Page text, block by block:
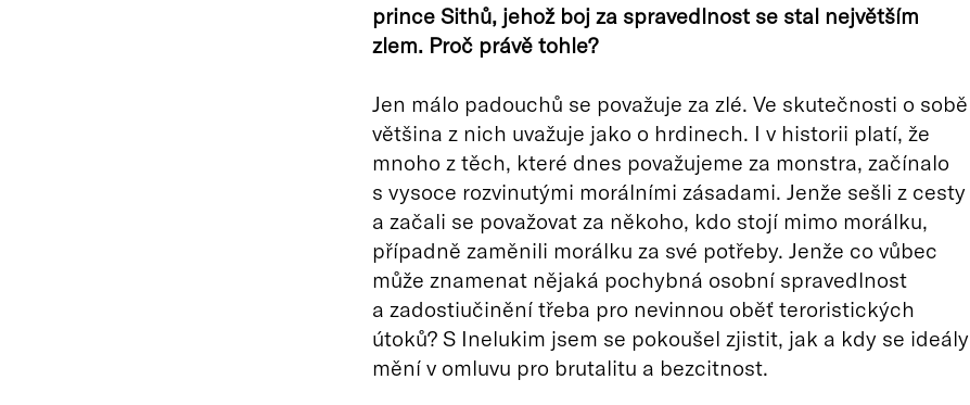
prince Sithů, jehož boj za spravedlnost se stal největším
zlem. Proč právě tohle?
Jen málo padouchů se považuje za zlé. Ve skutečnosti o sobě
většina z nich uvažuje jako o hrdinech. I v historii platí, že
mnoho z těch, které dnes považujeme za monstra, začínalo
s vysoce rozvinutými morálními zásadami. Jenže sešli z cesty
a začali se považovat za někoho, kdo stojí mimo morálku,
případně zaměnili morálku za své potřeby. Jenže co vůbec
může znamenat nějaká pochybná osobní spravedlnost
a zadostiučinění třeba pro nevinnou oběť teroristických
útoků? S Inelukim jsem se pokoušel zjistit, jak a kdy se ideály
mění v omluvu pro brutalitu a bezcitnost.